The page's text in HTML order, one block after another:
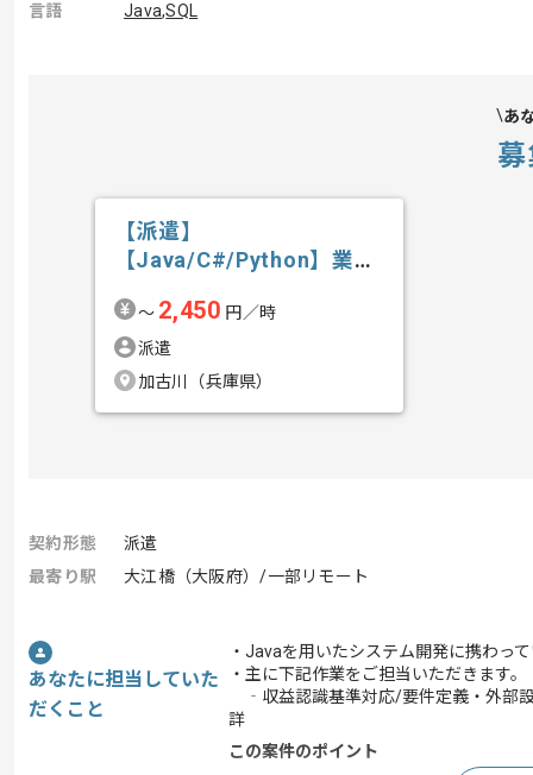
言語
Java,SQL
あ
【派遣】
【Java/C#/Python】業務
案件
〜 2,450 円／時
派遣
加古川（兵庫県）
契約形態
派遣
最寄り駅
大江橋（大阪府）/一部リモート
あなたに担当していた
だくこと
・Javaを用いたシステム開発に携わっ
・主に下記作業をご担当いただきます。
‐収益認識基準対応/要件定義・外部
詳
この案件のポイント